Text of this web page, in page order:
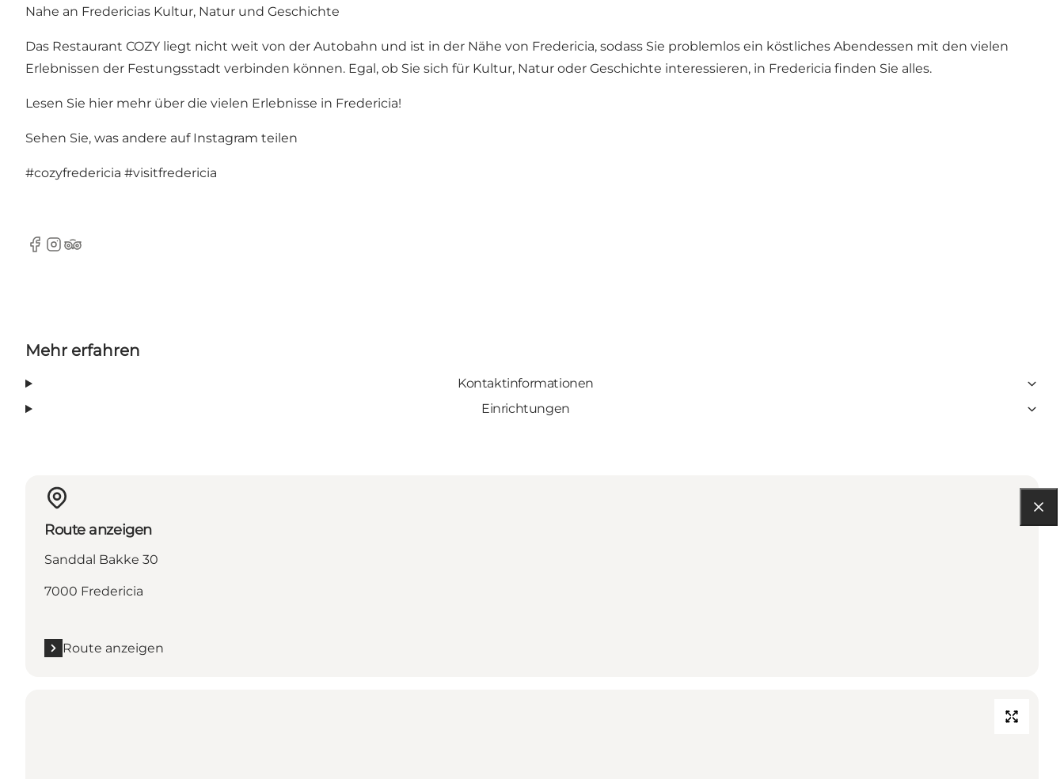
Nahe an Fredericias Kultur, Natur und Geschichte
Das Restaurant COZY liegt nicht weit von der Autobahn und ist in der Nähe von Fredericia, sodass Sie problemlos ein köstliches Abendessen mit den vielen
Erlebnissen der Festungsstadt verbinden können. Egal, ob Sie sich für Kultur, Natur oder Geschichte interessieren, in Fredericia finden Sie alles.
Lesen Sie hier mehr über die vielen Erlebnisse in Fredericia!
Sehen Sie, was andere auf Instagram teilen
#cozyfredericia #visitfredericia
Facebook
Instagram
Tripadvisor
Mehr erfahren
Kontaktinformationen
Einrichtungen
Route anzeigen
Sanddal Bakke 30
7000 Fredericia
Route anzeigen